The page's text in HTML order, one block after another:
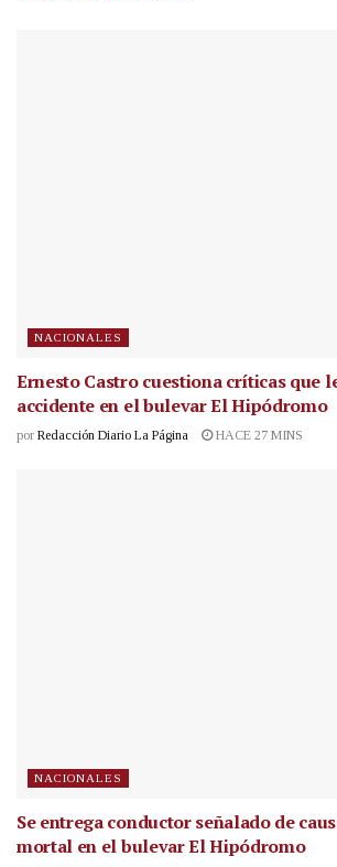
NACIONALES
Ernesto Castro cuestiona críticas que
accidente en el bulevar El Hipódromo
por Redacción Diario La Página HACE 27 MINS
NACIONALES
Se entrega conductor señalado de
mortal en el bulevar El Hipódromo